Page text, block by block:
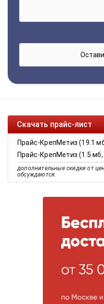
Скачать прайс-лист
Прайс-КрепМетиз (19.1
Прайс-КрепМетиз (1.5
дополнительные скидки от
обсуждаются.